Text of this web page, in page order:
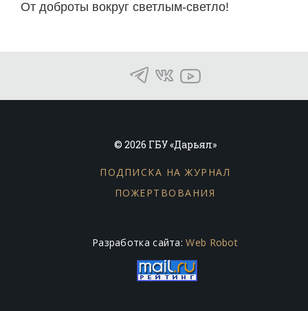
От доброты вокруг светлым-светло!
© 2026 ГБУ «Дарьял»
ПОДПИСКА НА ЖУРНАЛ
ПОЖЕРТВОВАНИЯ
Разработка сайта:Web Robot